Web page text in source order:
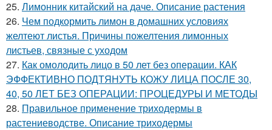
25. Лимонник китайский на даче. Описание растения
26. Чем подкормить лимон в домашних условиях
желтеют листья. Причины пожелтения лимонных
листьев, связные с уходом
27. Как омолодить лицо в 50 лет без операции. КАК
ЭФФЕКТИВНО ПОДТЯНУТЬ КОЖУ ЛИЦА ПОСЛЕ 30,
40, 50 ЛЕТ БЕЗ ОПЕРАЦИИ: ПРОЦЕДУРЫ И МЕТОДЫ
28. Правильное применение триходермы в
растениеводстве. Описание триходермы